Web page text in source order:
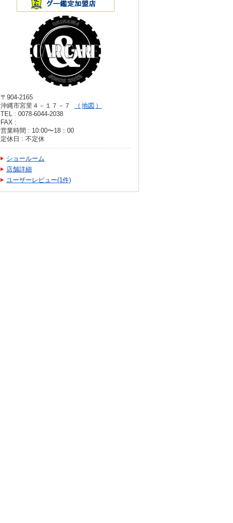
〒904-2165
沖縄市宮里４－１７－７
地図
TEL : 0078-6044-2038
FAX :
営業時間 : 10:00〜18：00
定休日 : 不定休
ショールーム
店舗詳細
ユーザーレビュー(1件)